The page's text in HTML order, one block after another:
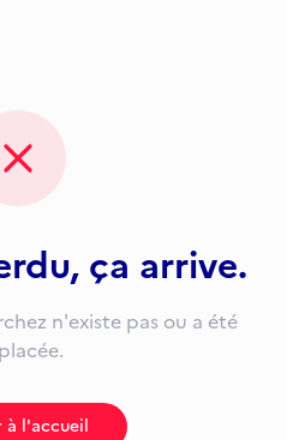
ça arrive.
n'existe pas ou a été
à l'accueil